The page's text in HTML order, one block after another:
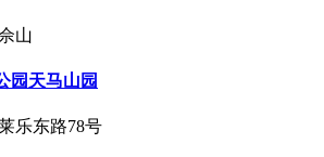
山
园天马山园
乐东路78号